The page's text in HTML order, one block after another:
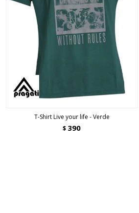
T-Shirt Live your life - Verde
$ 390